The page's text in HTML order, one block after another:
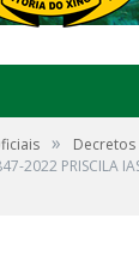
» Decretos
2022 PRISCILA